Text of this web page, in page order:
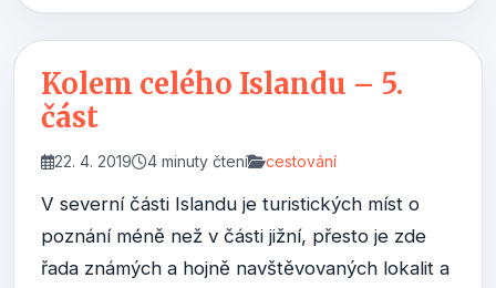
Kolem celého Islandu – 5.
část
22. 4. 2019 4 minuty čtení cestování
V severní části Islandu je turistických míst o
poznání méně než v části jižní, přesto je zde
řada známých a hojně navštěvovaných lokalit a